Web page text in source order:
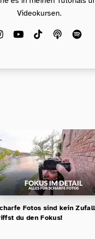
Videokursen.
Fotos sind kein
du den Fokus!